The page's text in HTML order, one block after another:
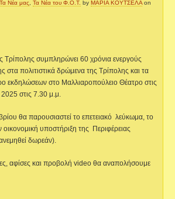
Τα Νέα μας ,Τα Νέα του Φ.Ο.Τ. byΜΑΡΙΑ ΚΟΥΤΣΕΛΑ on
Τρίπολης συμπληρώνει 60 χρόνια ενεργούς
στα πολιτιστικά δρώμενα της Τρίπολης και τα
εκδηλώσεων στο Μαλλιαροπούλειο Θέατρο στις
στις 7.30 μ.μ.
θα παρουσιαστεί το επετειακό λεύκωμα, το
οικονομική υποστήριξη της Περιφέρειας
δωρεάν).
αφίσες και προβολή video θα αναπολήσουμε